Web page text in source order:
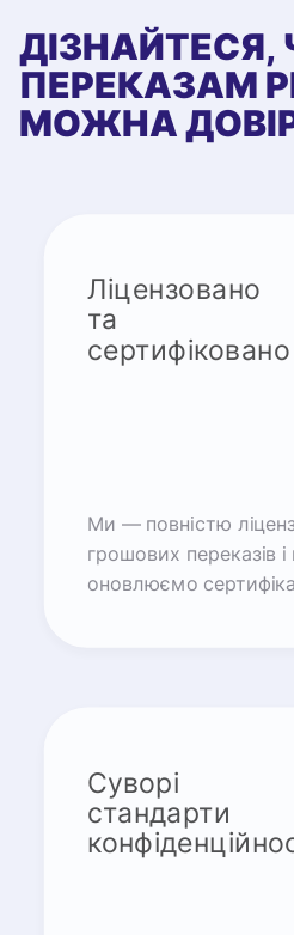
ПЕРЕКАЗАМ
МОЖНА
Ліцензовано
та
сертифіковано
Ми — повністю
грошових переказів і
оновлюємо
Суворі
стандарти